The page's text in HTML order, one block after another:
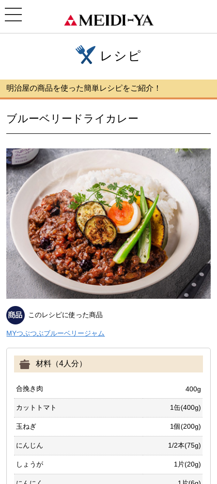
toggle
navigation
レシピ
明治屋の商品を使った簡単レシピをご紹介！
ブルーベリードライカレー
このレシピに使った商品
MYつぶつぶブルーベリージャム
材料（4人分）
合挽き肉 400g
カットトマト 1缶(400g)
玉ねぎ 1個(200g)
にんじん 1/2本(75g)
しょうが 1片(20g)